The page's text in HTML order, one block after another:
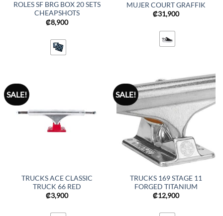
ROLES SF BRG BOX 20 SETS
CHEAPSHOTS
₡8,900
MUJER COURT GRAFFIK
₡31,900
SALE!
TRUCKS ACE CLASSIC
TRUCK 66 RED
₡3,900
SALE!
TRUCKS 169 STAGE 11
FORGED TITANIUM
₡12,900